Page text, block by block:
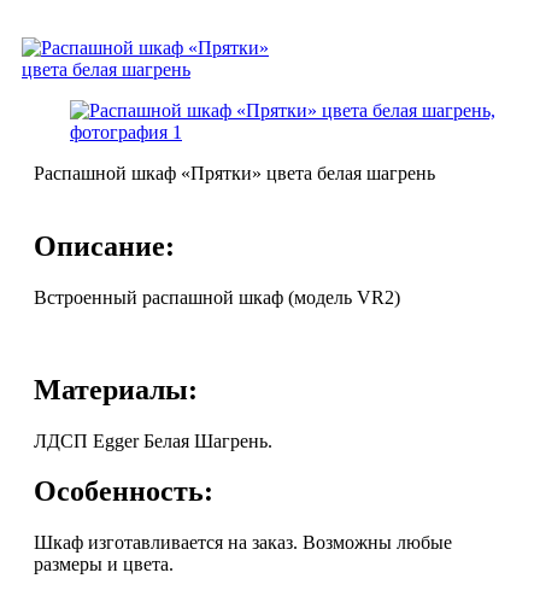
Распашной шкаф «Прятки» цвета белая шагрень
Описание:
Встроенный распашной шкаф (модель VR2)
Материалы:
ЛДСП Egger Белая Шагрень.
Особенность:
Шкаф изготавливается на заказ. Возможны любые
размеры и цвета.